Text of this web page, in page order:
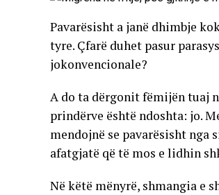
Pavarësisht a janë dhimbje
tyre. Çfarë duhet pasur
jokonvencionale?
A do ta dërgonit fëmijën tuaj
prindërve është ndoshta: jo.
mendojnë se pavarësisht
afatgjatë që të mos e lidhin
Në këtë mënyrë, shmangia e